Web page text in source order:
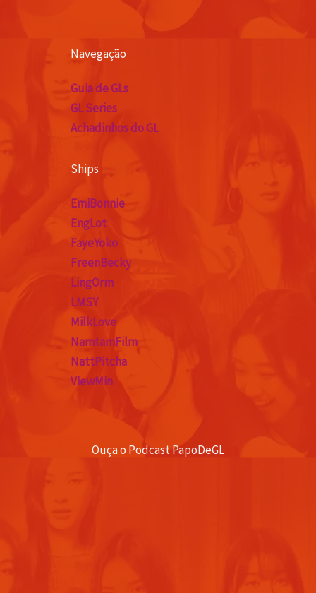
Navegação
Guia de GLs
GL Series
Achadinhos do GL
Ships
EmiBonnie
EngLot
FayeYoko
FreenBecky
LingOrm
LMSY
MilkLove
NamtamFilm
NattPitcha
ViewMin
Ouça o Podcast PapoDeGL